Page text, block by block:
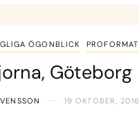
ÖGONBLICK PROFORMAT
Göteborg
19 OKTOBER, 2016